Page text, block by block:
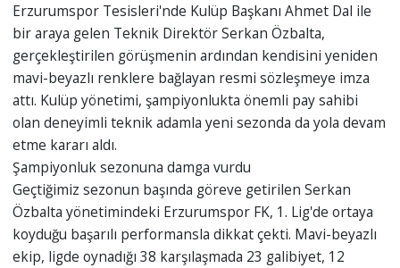
Erzurumspor Tesisleri'nde Kulüp Başkanı Ahmet Dal ile
bir araya gelen Teknik Direktör Serkan Özbalta,
gerçekleştirilen görüşmenin ardından kendisini yeniden
mavi-beyazlı renklere bağlayan resmi sözleşmeye imza
attı. Kulüp yönetimi, şampiyonlukta önemli pay sahibi
olan deneyimli teknik adamla yeni sezonda da yola devam
etme kararı aldı.
Şampiyonluk sezonuna damga vurdu
Geçtiğimiz sezonun başında göreve getirilen Serkan
Özbalta yönetimindeki Erzurumspor FK, 1. Lig'de ortaya
koyduğu başarılı performansla dikkat çekti. Mavi-beyazlı
ekip, ligde oynadığı 38 karşılaşmada 23 galibiyet, 12